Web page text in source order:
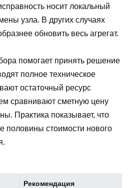
носит локальный
узла. В других случаях
обновить весь агрегат.
помогает принять решение
полное техническое
остаточный ресурс
сравнивают сметную цену
Практика показывает, что
половины стоимости нового
Рекомендация